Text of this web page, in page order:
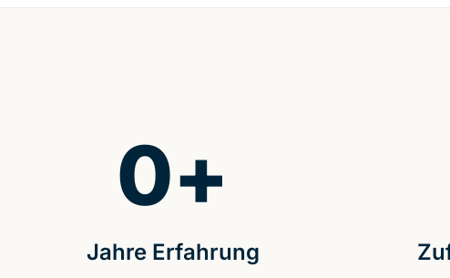
Jahre Erfahrung
0+